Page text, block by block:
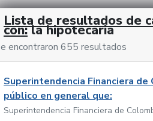
Lista de resultados de
con: la hipotecaria
encontraron 655 resultados
Superintendencia Financiera
público en general que:
Superintendencia Financiera de